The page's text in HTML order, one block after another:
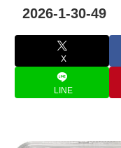
2026-1-30-49
X
LINE